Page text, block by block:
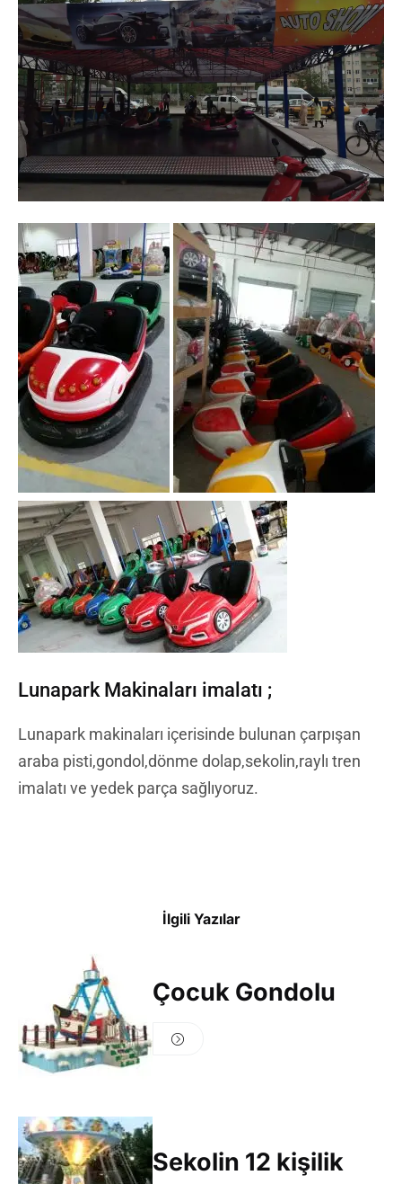
Lunapark Makinaları imalatı ;
Lunapark makinaları içerisinde bulunan çarpışan
araba pisti,gondol,dönme dolap,sekolin,raylı tren
imalatı ve yedek parça sağlıyoruz.
İlgili Yazılar
Çocuk Gondolu
Sekolin 12 kişilik